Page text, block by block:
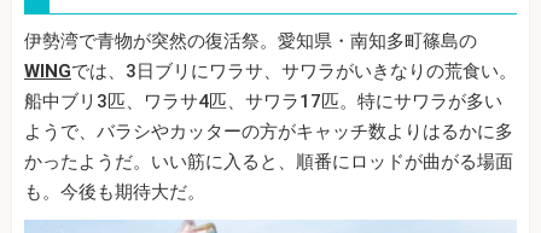
伊勢湾で青物が突然の復活祭。愛知県・南知多町篠島の
WINGでは、3日ブリにワラサ、サワラがいきなりの荒食い。
船中ブリ3匹、ワラサ4匹、サワラ17匹。特にサワラが多い
ようで、バラシやカッターの方がキャッチ数よりはるかに多
かったようだ。いい筋に入ると、順番にロッドが曲がる場面
も。今後も期待大だ。